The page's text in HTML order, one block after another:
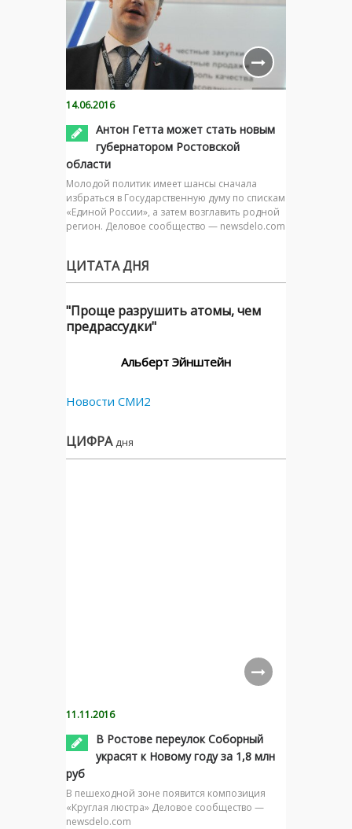
14.06.2016
Антон Гетта может стать новым
губернатором Ростовской
области
Молодой политик имеет шансы сначала
избраться в Государственную думу по спискам
«Единой России», а затем возглавить родной
регион. Деловое сообщество — newsdelo.com
ЦИТАТА ДНЯ
"Проще разрушить атомы, чем
предрассудки"
Альберт Эйнштейн
Новости СМИ2
ЦИФРА дня
11.11.2016
В Ростове переулок Соборный
украсят к Новому году за 1,8 млн
руб
В пешеходной зоне появится композиция
«Круглая люстра» Деловое сообщество —
newsdelo.com